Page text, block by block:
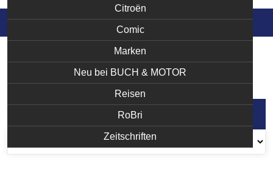
Citroën
Comic
Marken
Neu bei BUCH & MOTOR
Reisen
RoBri
Zeitschriften
Aurélien CHUBILLEAU
Einzelnes Ergebnis wird angezeigt